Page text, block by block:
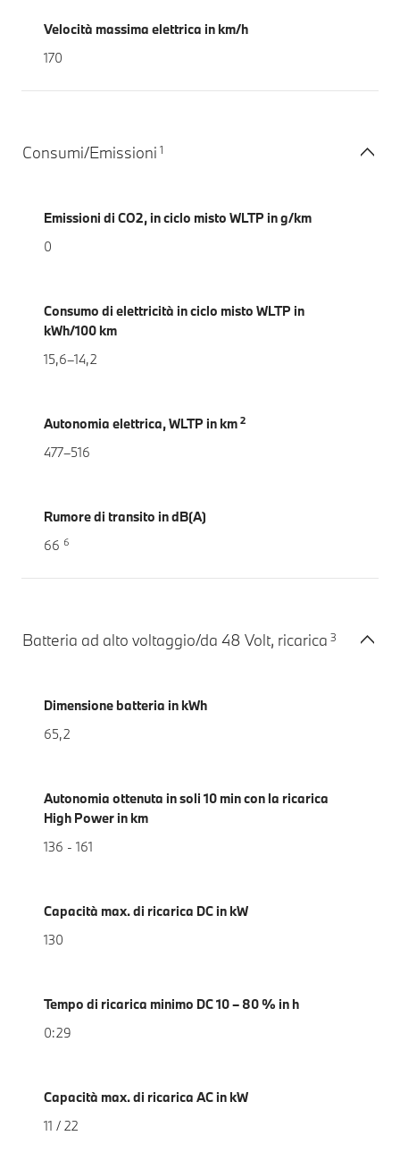
Velocità massima elettrica in km/h
170
Consumi/Emissioni 1
Emissioni di CO2, in ciclo misto WLTP in g/km
0
Consumo di elettricità in ciclo misto WLTP in
kWh/100 km
15,6–14,2
Autonomia elettrica, WLTP in km 2
477–516
Rumore di transito in dB(A)
66 6
Batteria ad alto voltaggio/da 48 Volt, ricarica 3
Dimensione batteria in kWh
65,2
Autonomia ottenuta in soli 10 min con la ricarica
High Power in km
136 - 161
Capacità max. di ricarica DC in kW
130
Tempo di ricarica minimo DC 10 – 80 % in h
0:29
Capacità max. di ricarica AC in kW
11 / 22